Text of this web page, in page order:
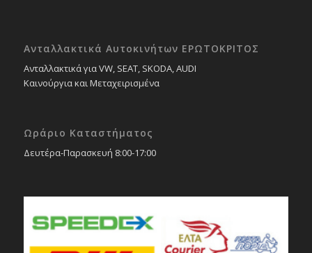
Ανταλλακτικά Αυτοκινήτων ΕΡΩΤΟΚΡΙΤΟΣ
Ανταλλακτικά για VW, SEAT, SKODA, AUDI
Καινούργια και Μεταχειρισμένα
Ωράριο Καταστήματος
Δευτέρα-Παρασκευή 8:00-17:00